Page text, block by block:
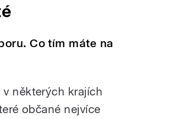
Co tím máte na
některých krajích
občané nejvíce